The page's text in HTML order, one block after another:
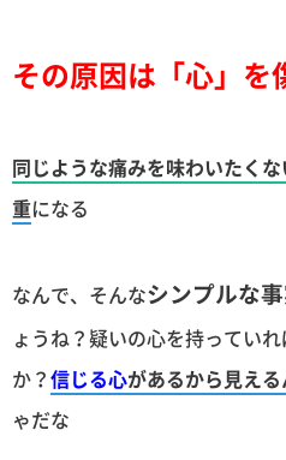
その原因は「心」を
同じような痛みを味わいたくな
重になる
なんで、そんなシンプルな
ょうね？疑いの心を持ってい
か？信じる心があるから見える
ゃだな